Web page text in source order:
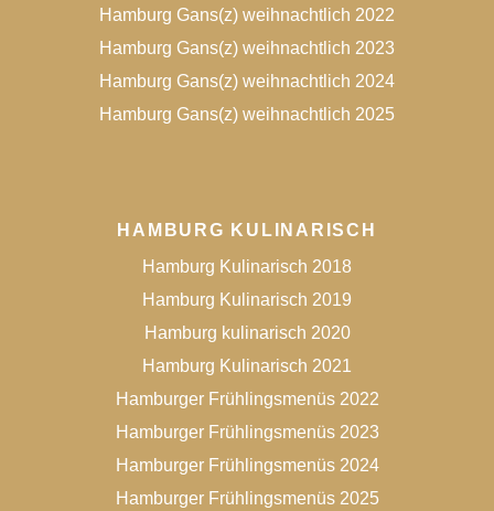
Hamburg Gans(z) weihnachtlich 2022
Hamburg Gans(z) weihnachtlich 2023
Hamburg Gans(z) weihnachtlich 2024
Hamburg Gans(z) weihnachtlich 2025
HAMBURG KULINARISCH
Hamburg Kulinarisch 2018
Hamburg Kulinarisch 2019
Hamburg kulinarisch 2020
Hamburg Kulinarisch 2021
Hamburger Frühlingsmenüs 2022
Hamburger Frühlingsmenüs 2023
Hamburger Frühlingsmenüs 2024
Hamburger Frühlingsmenüs 2025